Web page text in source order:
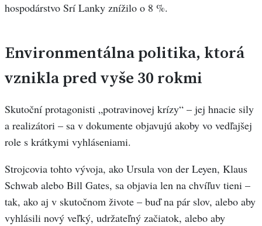
hospodárstvo Srí Lanky znížilo o 8 %.
Environmentálna politika, ktorá
vznikla pred vyše 30 rokmi
Skutoční protagonisti „potravinovej krízy“ – jej hnacie sily
a realizátori – sa v dokumente objavujú akoby vo vedľajšej
role s krátkymi vyhláseniami.
Strojcovia tohto vývoja, ako Ursula von der Leyen, Klaus
Schwab alebo Bill Gates, sa objavia len na chvíľuv tieni –
tak, ako aj v skutočnom živote – buď na pár slov, alebo aby
vyhlásili nový veľký, udržateľný začiatok, alebo aby